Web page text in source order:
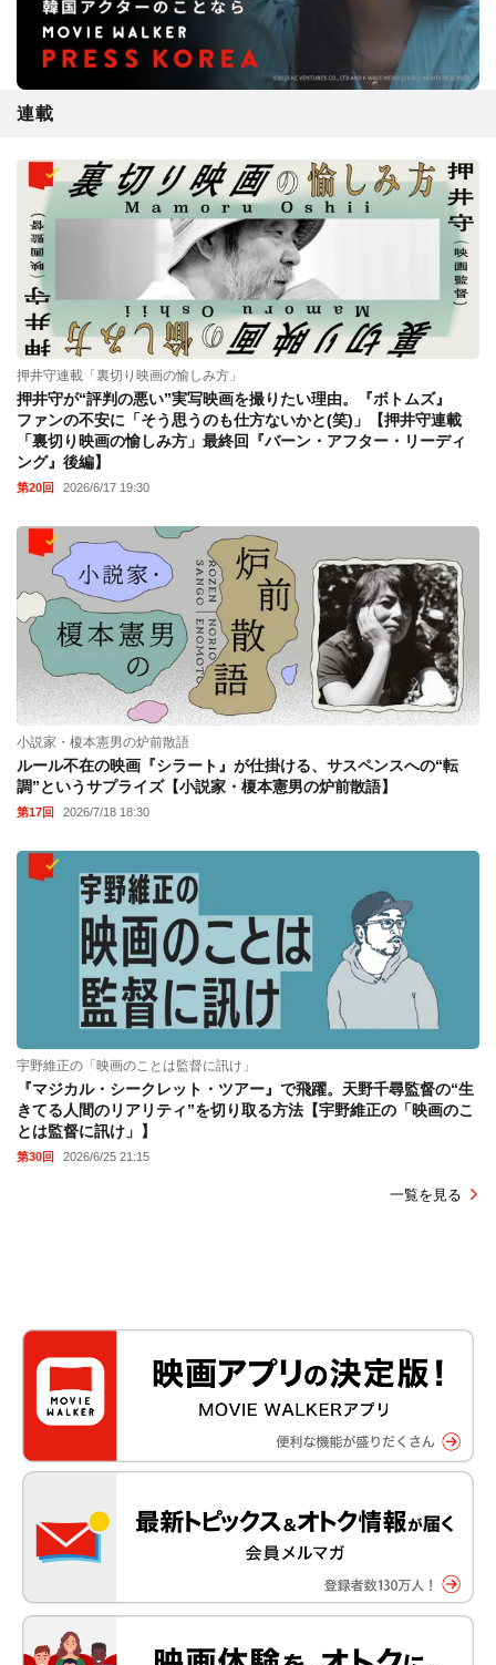
連載
押井守連載「裏切り映画の愉しみ方」
押井守が“評判の悪い”実写映画を撮りたい理由。『ボトムズ』
ファンの不安に「そう思うのも仕方ないかと(笑)」【押井守連載
「裏切り映画の愉しみ方」最終回『バーン・アフター・リーディ
ング』後編】
第20回 2026/6/17 19:30
小説家・榎本憲男の炉前散語
ルール不在の映画『シラート』が仕掛ける、サスペンスへの“転
調”というサプライズ【小説家・榎本憲男の炉前散語】
第17回 2026/7/18 18:30
宇野維正の「映画のことは監督に訊け」
『マジカル・シークレット・ツアー』で飛躍。天野千尋監督の“生
きてる人間のリアリティ”を切り取る方法【宇野維正の「映画のこ
とは監督に訊け」】
第30回 2026/6/25 21:15
一覧を見る